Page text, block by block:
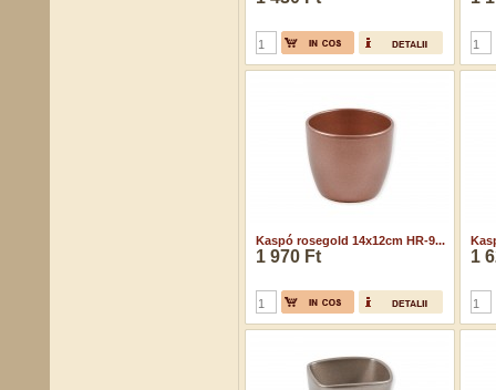
Kaspó rosegold 14x12cm HR-9...
1 970 Ft 1